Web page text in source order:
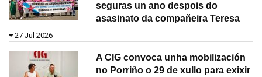
seguras un ano despois do
asasinato da compañeira Teresa
27 Jul 2026
A CIG convoca unha mobilización
no Porriño o 29 de xullo para exixir